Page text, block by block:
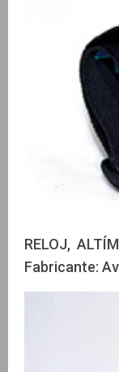
RELOJ,
Fabricante: